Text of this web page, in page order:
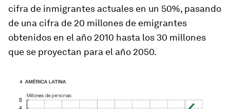
cifra de inmigrantes actuales en un 50%, pasando
de una cifra de 20 millones de emigrantes
obtenidos en el año 2010 hasta los 30 millones
que se proyectan para el año 2050.